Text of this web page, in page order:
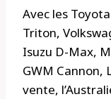
Avec les
Triton,
Isuzu D-Max,
GWM Cannon,
vente,